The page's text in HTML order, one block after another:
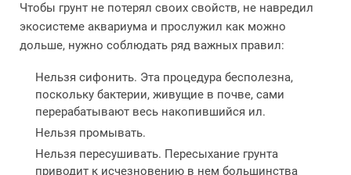
Чтобы грунт не потерял своих свойств, не навредил
экосистеме аквариума и прослужил как можно
дольше, нужно соблюдать ряд важных правил:
Нельзя сифонить. Эта процедура бесполезна,
поскольку бактерии, живущие в почве, сами
перерабатывают весь накопившийся ил.
Нельзя промывать.
Нельзя пересушивать. Пересыхание грунта
приводит к исчезновению в нем большинства